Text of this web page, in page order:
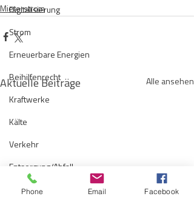
Digitalisierung
Strom
Erneuerbare Energien
Beihilfenrecht
Kraftwerke
Kälte
Verkehr
Entsorgung/Abfall
Umweltrecht
Mieterstrom
Aktuelle Beiträge Alle ansehen
Phone Email Facebook